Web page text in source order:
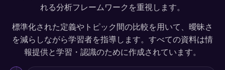
れる分析フレームワークを重視します。
標準化された定義やトピック間の比較を用いて、曖昧さ
を減らしながら学習者を指導します。すべての資料は情
報提供と学習・認識のために作成されています。